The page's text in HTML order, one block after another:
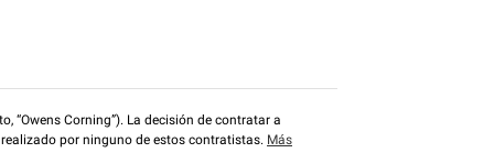
“Owens Corning”). La decisión de contratar a
por ninguno de estos contratistas. Más